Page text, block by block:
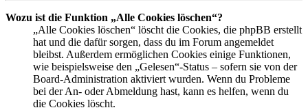
Wozu ist die Funktion „Alle Cookies löschen“?
„Alle Cookies löschen“ löscht die Cookies, die phpBB erstellt
hat und die dafür sorgen, dass du im Forum angemeldet
bleibst. Außerdem ermöglichen Cookies einige Funktionen,
wie beispielsweise den „Gelesen“-Status – sofern sie von der
Board-Administration aktiviert wurden. Wenn du Probleme
bei der An- oder Abmeldung hast, kann es helfen, wenn du
die Cookies löscht.